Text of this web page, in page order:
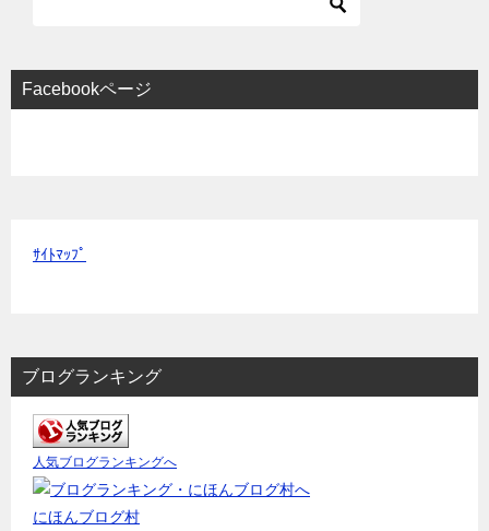
Facebookページ
ｻｲﾄﾏｯﾌﾟ
ブログランキング
人気ブログランキングへ
にほんブログ村